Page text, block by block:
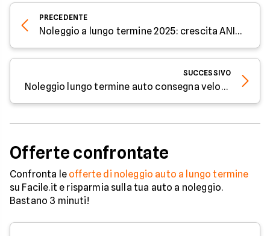
PRECEDENTE
Noleggio a lungo termine 2025: crescita ANIASA e criticità del settore
SUCCESSIVO
Noleggio lungo termine auto consegna veloce: Opel Corsa, Tonale e Kona a maggio 2026
Offerte confrontate
Confronta le offerte di noleggio auto a lungo termine
su Facile.it e risparmia sulla tua auto a noleggio.
Bastano 3 minuti!